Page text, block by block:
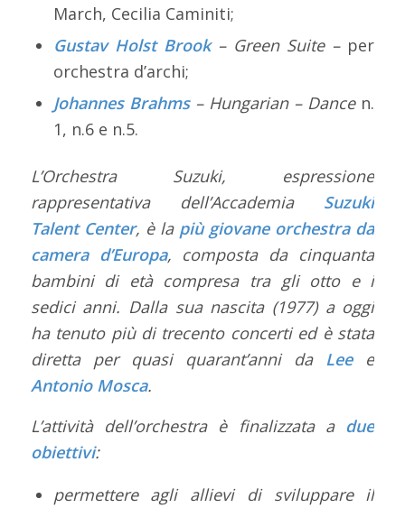
March, Cecilia Caminiti;
Gustav Holst Brook – Green Suite – per
orchestra d’archi;
Johannes Brahms– Hungarian – Dance n.
1, n.6 e n.5.
L’Orchestra Suzuki, espressione
rappresentativa dell’Accademia Suzuki
Talent Center, è la più giovane orchestra da
camera d’Europa, composta da cinquanta
bambini di età compresa tra gli otto e i
sedici anni. Dalla sua nascita (1977) a oggi
ha tenuto più di trecento concerti ed è stata
diretta per quasi quarant’anni da Leee
Antonio Mosca.
L’attività dell’orchestra è finalizzata a due
obiettivi:
permettere agli allievi di sviluppare il